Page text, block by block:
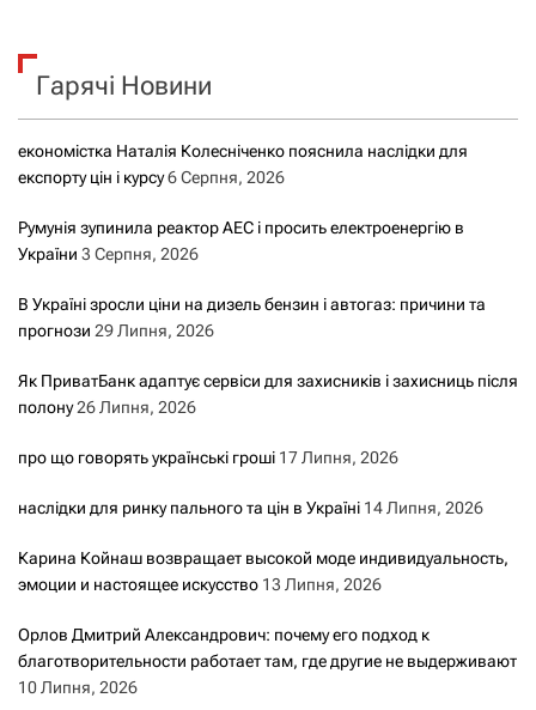
к
Гарячі Новини
економістка Наталія Колесніченко пояснила наслідки для
експорту цін і курсу6 Серпня, 2026
Румунія зупинила реактор АЕС і просить електроенергію в
України 3 Серпня, 2026
В Україні зросли ціни на дизель бензин і автогаз: причини та
прогнози 29 Липня, 2026
Як ПриватБанк адаптує сервіси для захисників і захисниць після
полону26 Липня, 2026
про що говорять українські гроші 17 Липня, 2026
наслідки для ринку пального та цін в Україні 14 Липня, 2026
Карина Койнаш возвращает высокой моде индивидуальность,
эмоции и настоящее искусство 13 Липня, 2026
Орлов Дмитрий Александрович: почему его подход к
благотворительности работает там, где другие не выдерживают
10 Липня, 2026